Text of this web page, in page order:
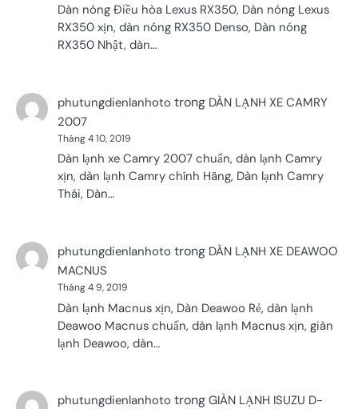
Dàn nóng Điều hòa Lexus RX350, Dàn nóng Lexus
RX350 xịn, dàn nóng RX350 Denso, Dàn nóng
RX350 Nhật, dàn…
phutungdienlanhoto trong DÀN LẠNH XE CAMRY
2007
Tháng 4 10, 2019
Dàn lạnh xe Camry 2007 chuẩn, dàn lạnh Camry
xịn, dàn lạnh Camry chính Hãng, Dàn lạnh Camry
Thái, Dàn…
phutungdienlanhoto trong DÀN LẠNH XE DEAWOO
MACNUS
Tháng 4 9, 2019
Dàn lạnh Macnus xịn, Dàn Deawoo Rẻ, dàn lạnh
Deawoo Macnus chuẩn, dàn lạnh Macnus xịn, giàn
lạnh Deawoo, dàn…
phutungdienlanhoto trong GIÀN LẠNH ISUZU D-